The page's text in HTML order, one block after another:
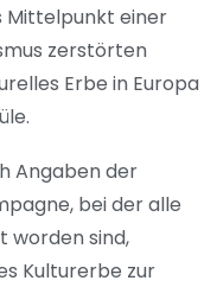
Mittelpunkt einer
zerstörten
Erbe in Europa
Angaben der
bei der alle
worden sind,
Kulturerbe zur